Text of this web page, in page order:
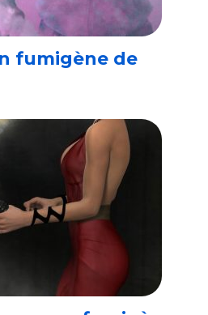
fumigène de